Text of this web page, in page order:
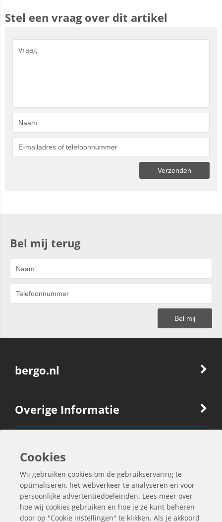
Stel een vraag over dit artikel
Bel mij terug
bergo.nl
Overige Informatie
Ook Interessant
Contactgegevens
Cookies
Wij gebruiken cookies om de gebruikservaring te
optimaliseren, het webverkeer te analyseren en voor
persoonlijke advertentiedoeleinden. Lees meer over
hoe wij cookies gebruiken en hoe je ze kunt beheren
door op "Cookie instellingen" te klikken. Als je akkoord